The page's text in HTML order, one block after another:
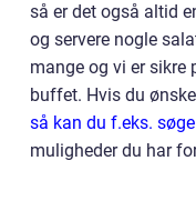
så er det også altid
og servere nogle
mange og vi er
buffet. Hvis du
så kan du f.eks.
muligheder du har